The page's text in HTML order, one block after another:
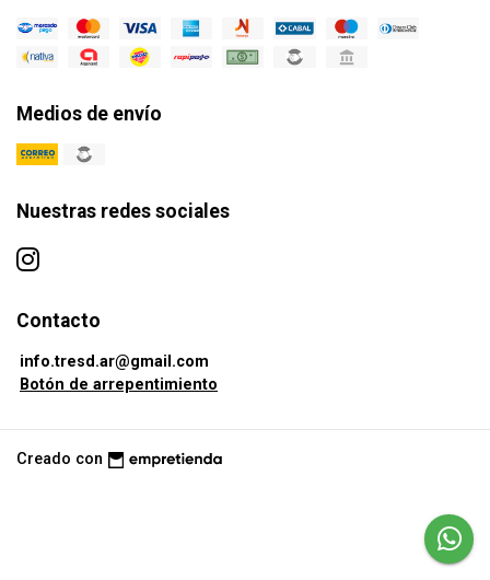
Medios de envío
Nuestras redes sociales
Contacto
info.tresd.ar@gmail.com
Botón de arrepentimiento
Creado con